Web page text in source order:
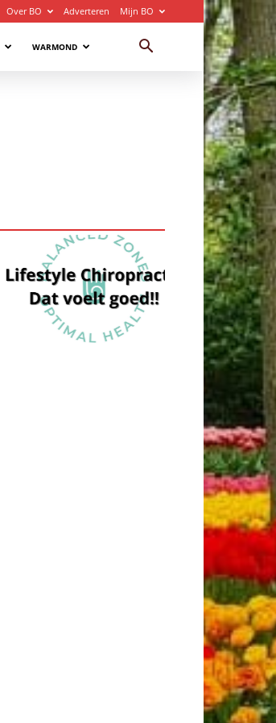
Over BO Adverteren Mijn BO
WARMOND